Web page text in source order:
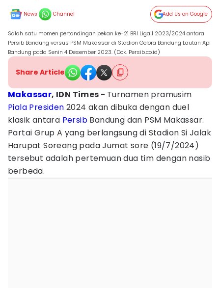
News Channel Add Us on Google
Salah satu momen pertandingan pekan ke-21 BRI Liga 1 2023/2024 antara
Persib Bandung versus PSM Makassar di Stadion Gelora Bandung Lautan Api
Bandung pada Senin 4 Desember 2023. (Dok. Persib.co.id)
Share Article
Makassar, IDN Times - Turnamen pramusim
Piala Presiden 2024 akan dibuka dengan duel
klasik antara Persib Bandung dan PSM Makassar.
Partai Grup A yang berlangsung di Stadion Si Jalak
Harupat Soreang pada Jumat sore (19/7/2024)
tersebut adalah pertemuan dua tim dengan nasib
berbeda.